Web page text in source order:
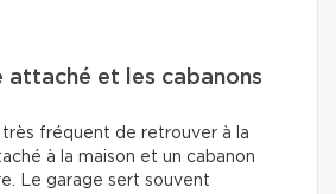
attaché et les cabanons
fréquent de retrouver à la
à la maison et un cabanon
Le garage sert souvent